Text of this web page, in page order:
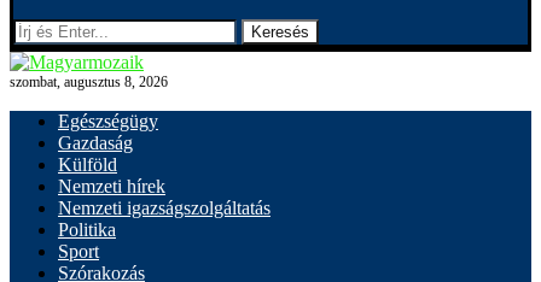
Keresés
szombat, augusztus 8, 2026
Egészségügy
Gazdaság
Külföld
Nemzeti hírek
Nemzeti igazságszolgáltatás
Politika
Sport
Szórakozás